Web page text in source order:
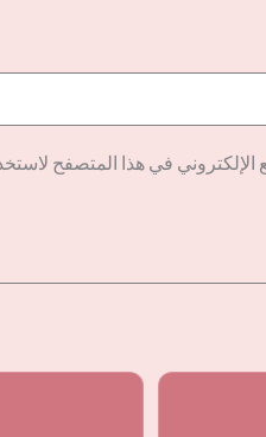
في هذا المتصفح